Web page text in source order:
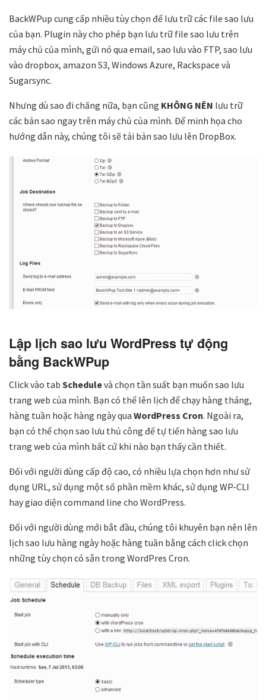
BackWPup cung cấp nhiều tùy chọn để lưu trữ các file sao lưu
của bạn. Plugin này cho phép bạn lưu trữ file sao lưu trên
máy chủ của mình, gửi nó qua email, sao lưu vào FTP, sao lưu
vào dropbox, amazon S3, Windows Azure, Rackspace và
Sugarsync.
Nhưng dù sao đi chăng nữa, bạn cũng KHÔNG NÊN lưu trữ
các bản sao ngay trên máy chủ của mình. Để minh họa cho
hướng dẫn này, chúng tôi sẽ tải bản sao lưu lên DropBox.
Lập lịch sao lưu WordPress tự động
bằng BackWPup
Click vào tab Schedulevà chọn tần suất bạn muốn sao lưu
trang web của mình. Bạn có thể lên lịch để chạy hàng tháng,
hàng tuần hoặc hàng ngày qua WordPress Cron. Ngoài ra,
bạn có thể chọn sao lưu thủ công để tự tiến hàng sao lưu
trang web của mình bất cứ khi nào bạn thấy cần thiết.
Đối với người dùng cấp độ cao, có nhiều lựa chọn hơn như sử
dụng URL, sử dụng một số phần mềm khác, sử dụng WP-CLI
hay giao diện command line cho WordPress.
Đối với người dùng mới bắt đầu, chúng tôi khuyên bạn nên lên
lịch sao lưu hàng ngày hoặc hàng tuần bằng cách click chọn
những tùy chọn có sẵn trong WordPres Cron.